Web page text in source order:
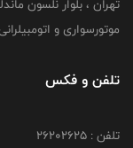
موتورسواری و
تلفن و فکس
تلفن : ۲۶۲۰۲۶۲۵